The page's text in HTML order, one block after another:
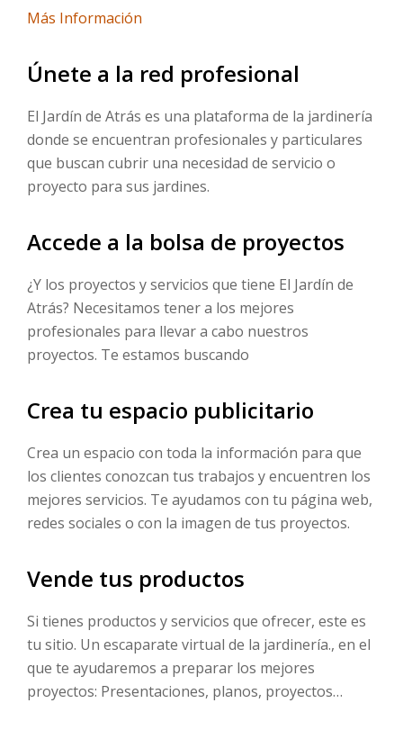
Más Información
Únete a la red profesional
El Jardín de Atrás es una plataforma de la jardinería
donde se encuentran profesionales y particulares
que buscan cubrir una necesidad de servicio o
proyecto para sus jardines.
Accede a la bolsa de proyectos
¿Y los proyectos y servicios que tiene El Jardín de
Atrás? Necesitamos tener a los mejores
profesionales para llevar a cabo nuestros
proyectos. Te estamos buscando
Crea tu espacio publicitario
Crea un espacio con toda la información para que
los clientes conozcan tus trabajos y encuentren los
mejores servicios. Te ayudamos con tu página web,
redes sociales o con la imagen de tus proyectos.
Vende tus productos
Si tienes productos y servicios que ofrecer, este es
tu sitio. Un escaparate virtual de la jardinería., en el
que te ayudaremos a preparar los mejores
proyectos: Presentaciones, planos, proyectos…